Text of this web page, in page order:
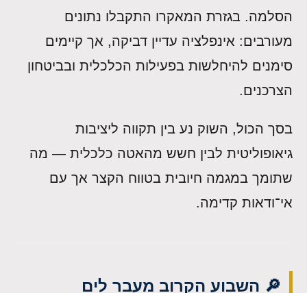
הסלמה. בגזרת המאקרו התקבלו נתונים
מעורבים: אינפלציה עדיין דביקה, אך קיימים
סימנים להיחלשות בפעילות הכלכלית ובביטחון
הצרכנים.
בסך הכול, השוק נע בין תקווה ליציבות
גיאופוליטית לבין חשש מהאטה כלכלית — מה
שתומך במגמה חיובית בטווח הקצר אך עם
אי־ודאות קדימה.
🔎 השבוע הקרוב מעבר לים